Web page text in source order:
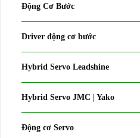
Động Cơ Bước
Driver động cơ bước
Hybrid Servo Leadshine
Hybrid Servo JMC | Yako
Động cơ Servo